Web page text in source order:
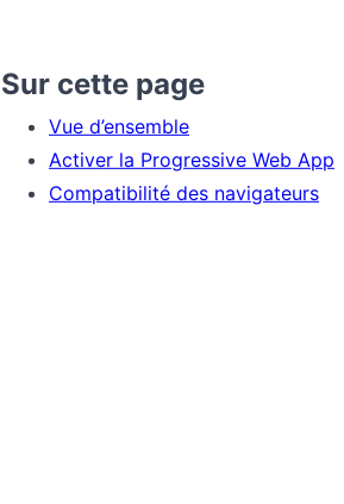
Sur cette page
Vue d’ensemble
Activer la Progressive Web App
Compatibilité des navigateurs